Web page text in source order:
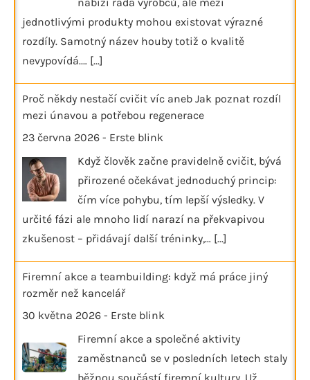
jednotlivými produkty mohou existovat výrazné
rozdíly. Samotný název houby totiž o kvalitě
nevypovídá.… [...]
Proč někdy nestačí cvičit víc aneb Jak poznat rozdíl
mezi únavou a potřebou regenerace
23 června 2026 - Erste blink
Když člověk začne pravidelně cvičit, bývá
přirozené očekávat jednoduchý princip:
čím více pohybu, tím lepší výsledky. V
určité fázi ale mnoho lidí narazí na překvapivou
zkušenost – přidávají další tréninky,… [...]
Firemní akce a teambuilding: když má práce jiný
rozměr než kancelář
30 května 2026 - Erste blink
Firemní akce a společné aktivity
zaměstnanců se v posledních letech staly